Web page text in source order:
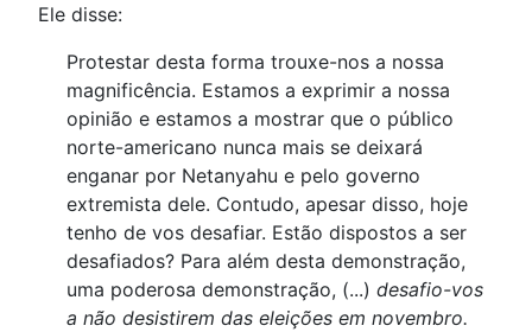
Ele disse:
Protestar desta forma trouxe-nos a nossa
magnificência. Estamos a exprimir a nossa
opinião e estamos a mostrar que o público
norte-americano nunca mais se deixará
enganar por Netanyahu e pelo governo
extremista dele. Contudo, apesar disso, hoje
tenho de vos desafiar. Estão dispostos a ser
desafiados? Para além desta demonstração,
uma poderosa demonstração, (...) desafio-vos
a não desistirem das eleições em novembro.